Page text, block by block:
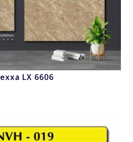
Nhấn để xem
LX 6606